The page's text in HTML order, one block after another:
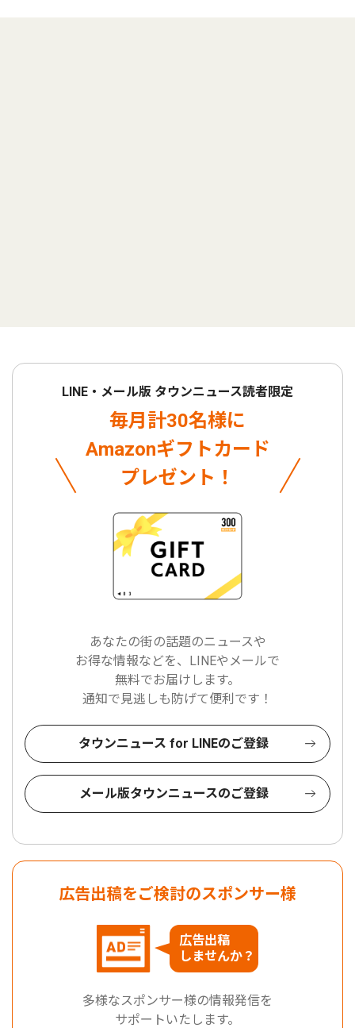
LINE・メール版 タウンニュース読者限定
毎月計30名様に
Amazonギフトカード
プレゼント！
あなたの街の話題のニュースや
お得な情報などを、LINEやメールで
無料でお届けします。
通知で見逃しも防げて便利です！
タウンニュース for LINEのご登録
メール版タウンニュースのご登録
広告出稿をご検討のスポンサー様
広告出稿
しませんか？
多様なスポンサー様の情報発信を
サポートいたします。